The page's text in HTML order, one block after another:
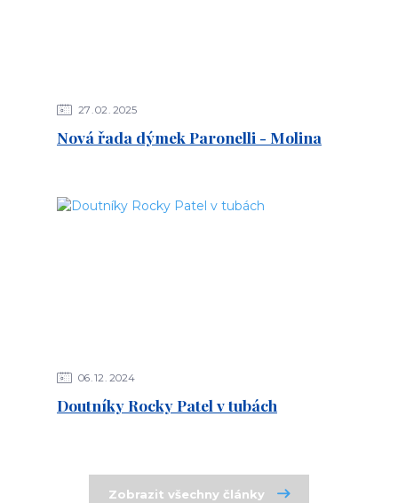
27 02 2025
Nová řada dýmek Paronelli - Molina
06 12 2024
Doutníky Rocky Patel v tubách
Zobrazit všechny články